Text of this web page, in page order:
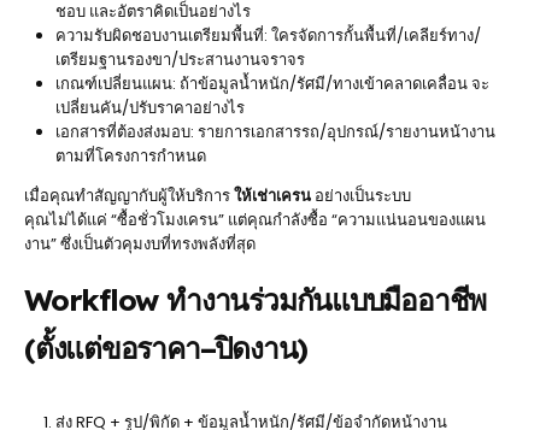
ชอบ และอัตราคิดเป็นอย่างไร
ความรับผิดชอบงานเตรียมพื้นที่: ใครจัดการกั้นพื้นที่/เคลียร์ทาง/
เตรียมฐานรองขา/ประสานงานจราจร
เกณฑ์เปลี่ยนแผน: ถ้าข้อมูลน้ำหนัก/รัศมี/ทางเข้าคลาดเคลื่อน จะ
เปลี่ยนคัน/ปรับราคาอย่างไร
เอกสารที่ต้องส่งมอบ: รายการเอกสารรถ/อุปกรณ์/รายงานหน้างาน
ตามที่โครงการกำหนด
เมื่อคุณทำสัญญากับผู้ให้บริการให้เช่าเครน อย่างเป็นระบบ
คุณไม่ได้แค่ “ซื้อชั่วโมงเครน” แต่คุณกำลังซื้อ “ความแน่นอนของแผน
งาน” ซึ่งเป็นตัวคุมงบที่ทรงพลังที่สุด
Workflow ทำงานร่วมกันแบบมืออาชีพ
(ตั้งแต่ขอราคา–ปิดงาน)
ส่ง RFQ + รูป/พิกัด + ข้อมูลน้ำหนัก/รัศมี/ข้อจำกัดหน้างาน